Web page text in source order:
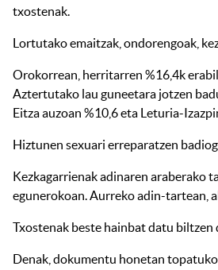
txostenak.
Lortutako emaitzak, ondorengoak,
Orokorrean, herritarren %16,4k
Aztertutako lau guneetara jotzen
Eitza auzoan %10,6 eta Leturia-
Hiztunen sexuari erreparatzen
Kezkagarrienak adinaren araberako
egunerokoan. Aurreko adin-tartean,
Txostenak beste hainbat datu
Denak, dokumentu honetan